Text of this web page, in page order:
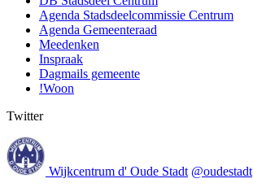
Agenda Stadsdeelcommissie Centrum
Agenda Gemeenteraad
Meedenken
Inspraak
Dagmails gemeente
!Woon
Twitter
Wijkcentrum d' Oude Stadt @oudestadt